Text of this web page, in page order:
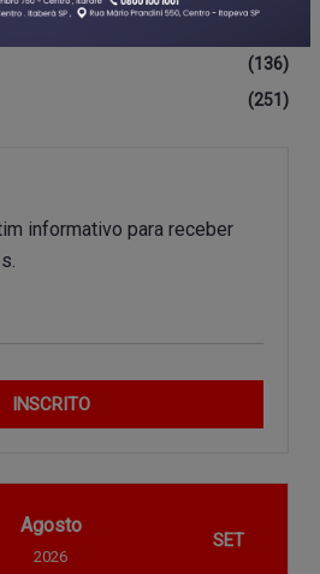
(136)
(251)
informativo para receber
INSCRITO
Agosto
2026
SET